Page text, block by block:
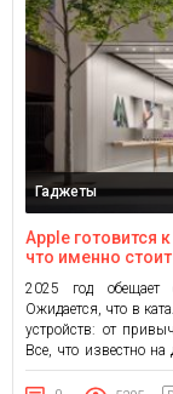
Гаджеты
Apple готовится
что именно
2025 год обещает
Ожидается, что в
устройств: от
Все, что известно
чипами M5: фокус